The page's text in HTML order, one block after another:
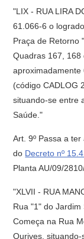
"LIX - RUA LIRA
61.066-6 o
Praça de Retorno
Quadras 167, 168
(código CADLOG
situando-se entre
Saúde."
Art. 9º Passa a
do Decreto nº
Planta AU/09/
"XLVII - RUA
Rua "1" do Jardim
Começa na Rua
Ourives,